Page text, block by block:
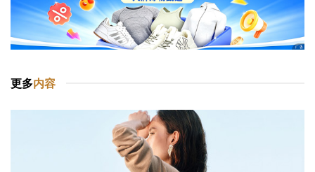
更多内容